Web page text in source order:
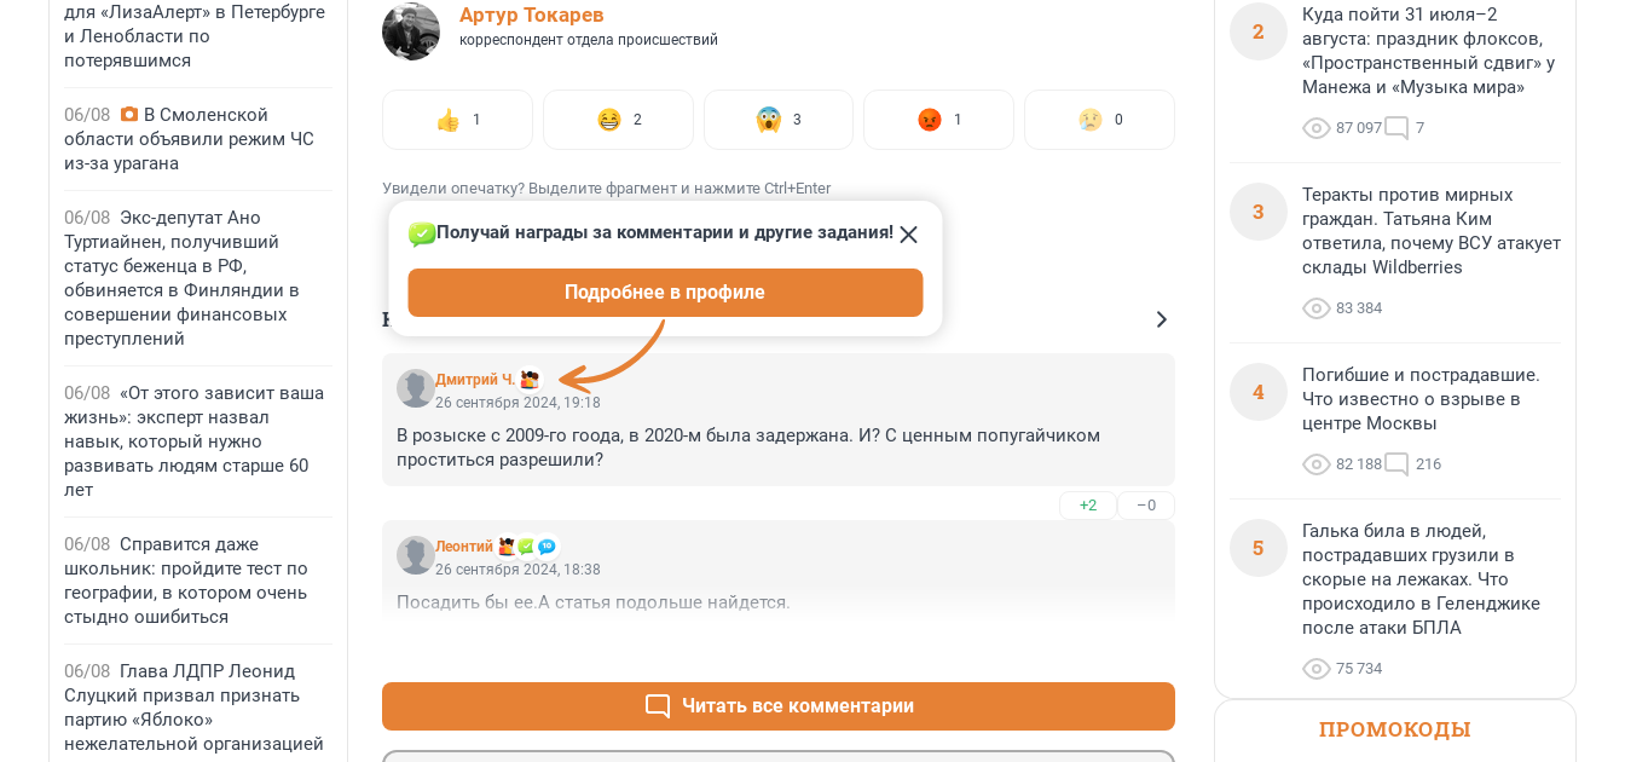
для «ЛизаАлерт» в Петербурге
и Ленобласти по
потерявшимся
06/08
В Смоленской
области объявили режим ЧС
из-за урагана
06/08 Экс-депутат Ано
Туртиайнен, получивший
статус беженца в РФ,
обвиняется в Финляндии в
совершении финансовых
преступлений
06/08 «От этого зависит ваша
жизнь»: эксперт назвал
навык, который нужно
развивать людям старше 60
лет
06/08 Справится даже
школьник: пройдите тест по
географии, в котором очень
стыдно ошибиться
06/08 Глава ЛДПР Леонид
Слуцкий призвал признать
партию «Яблоко»
нежелательной организацией
Артур Токарев
корреспондент отдела происшествий
1 2 3 1 0
Увидели опечатку? Выделите фрагмент и нажмите Ctrl+Enter
КОММЕНТАРИИ 8
Дмитрий Ч.
Получай награды за комментарии и другие задания!
Подробнее в профиле
26 сентября 2024, 19:18
В розыске с 2009-го гоода, в 2020-м была задержана. И? С ценным попугайчиком
проститься разрешили?
+2 –0
Леонтий
26 сентября 2024, 18:38
Посадить бы ее.А статья подольше найдется.
Читать все комментарии
2
Куда пойти 31 июля–2
августа: праздник флоксов,
«Пространственный сдвиг» у
Манежа и «Музыка мира»
87 097 7
3
Теракты против мирных
граждан. Татьяна Ким
ответила, почему ВСУ атакует
склады Wildberries
83 384
4
Погибшие и пострадавшие.
Что известно о взрыве в
центре Москвы
82 188 216
5
Галька била в людей,
пострадавших грузили в
скорые на лежаках. Что
происходило в Геленджике
после атаки БПЛА
75 734
ПРОМОКОДЫ